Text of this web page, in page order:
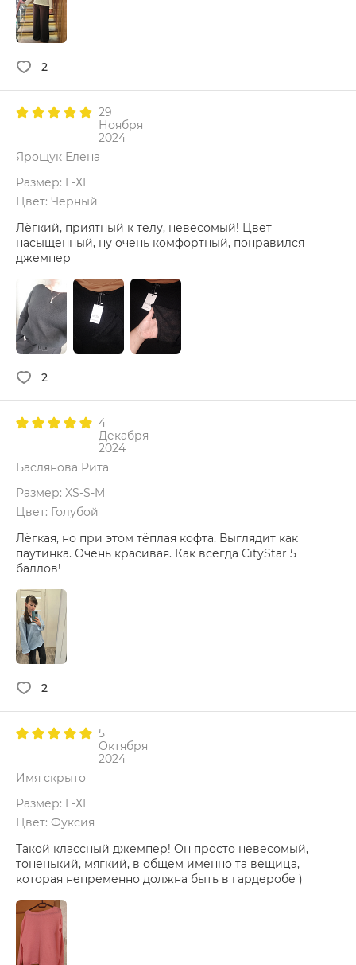
2
29
Ноября
2024
Ярощук Елена
Размер: L-XL
Цвет: Черный
Лёгкий, приятный к телу, невесомый! Цвет
насыщенный, ну очень комфортный, понравился
джемпер
2
4
Декабря
2024
Баслянова Рита
Размер: XS-S-M
Цвет: Голубой
Лёгкая, но при этом тёплая кофта. Выглядит как
паутинка. Очень красивая. Как всегда CityStar 5
баллов!
2
5
Октября
2024
Имя скрыто
Размер: L-XL
Цвет: Фуксия
Такой классный джемпер! Он просто невесомый,
тоненький, мягкий, в общем именно та вещица,
которая непременно должна быть в гардеробе )